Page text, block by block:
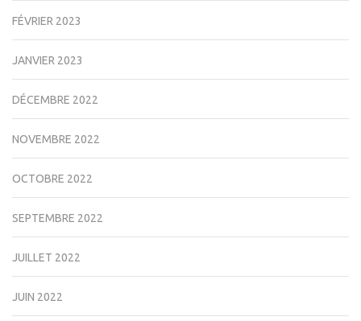
FÉVRIER 2023
JANVIER 2023
DÉCEMBRE 2022
NOVEMBRE 2022
OCTOBRE 2022
SEPTEMBRE 2022
JUILLET 2022
JUIN 2022